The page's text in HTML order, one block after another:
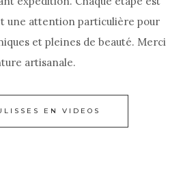
une attention particulière pour
et pleines de beauté. Merci
artisanale.
EN VIDEOS